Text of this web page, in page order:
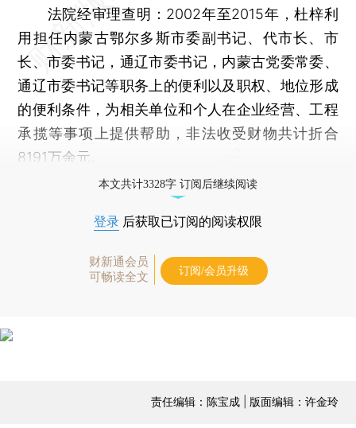
法院经审理查明：2002年至2015年，杜梓利
用担任内蒙古鄂尔多斯市委副书记、代市长、市
长、市委书记，通辽市委书记，内蒙古党委常委、
通辽市委书记等职务上的便利以及职权、地位形成
的便利条件，为相关单位和个人在企业经营、工程
承揽等事项上提供帮助，非法收受财物共计折合
8191万余元。
本文共计3328字 订阅后继续阅读
登录 后获取已订阅的阅读权限
财新通会员
可畅读全文
订阅/会员升级
责任编辑：陈宝成 | 版面编辑：许金玲